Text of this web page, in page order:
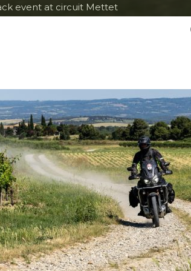
event at circuit Mettet